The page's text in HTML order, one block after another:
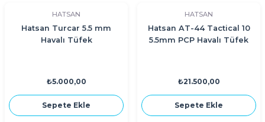
HATSAN
Hatsan Turcar 5.5 mm
Havalı Tüfek
₺5.000,00
Sepete Ekle
HATSAN
Hatsan AT-44 Tactical 10
5.5mm PCP Havalı Tüfek
₺21.500,00
Sepete Ekle